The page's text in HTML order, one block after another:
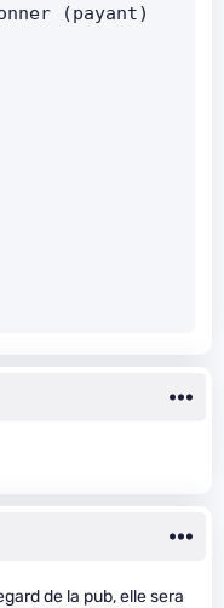
(payant)
de la pub, elle sera